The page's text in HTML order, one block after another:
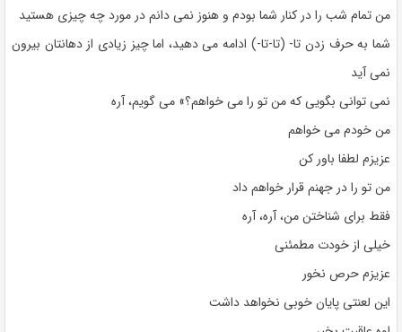
من تمام شب را در کنار شما بودم و هنوز نمی دانم در مورد چه چیزی هستید
شما به حرف زدن تا- (تا-تا-) ادامه می دهید، اما چیز زیادی از دهانتان بیرون
نمی آید
نمی توانی بگویی که من تو را می خواهم؟» می گویم، آره
من خودم می خواهم
عزیزم لطفا باور کن
من تو را در جهنم قرار خواهم داد
فقط برای شناختن من، آره، آره
خیلی از خودت مطمئنی
عزیزم حرص نخور
این لعنتی پایان خوبی نخواهد داشت